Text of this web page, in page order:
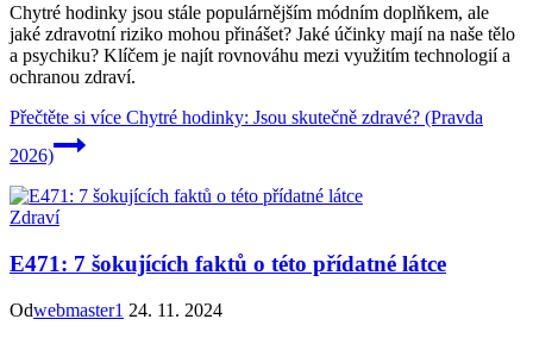
Chytré hodinky jsou stále populárnějším módním doplňkem, ale
jaké zdravotní riziko mohou přinášet? Jaké účinky mají na naše tělo
a psychiku? Klíčem je najít rovnováhu mezi využitím technologií a
ochranou zdraví.
Přečtěte si více Chytré hodinky: Jsou skutečně zdravé? (Pravda
2026)
Zdraví
E471: 7 šokujících faktů o této přídatné látce
Odwebmaster1 24. 11. 2024